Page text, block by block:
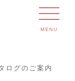
MENU
ログのご案内